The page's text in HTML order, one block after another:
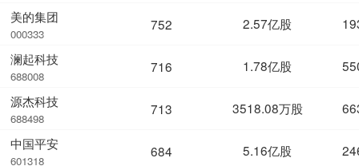
美的集团
000333
澜起科技
688008
源杰科技
688498
中国平安
601318
752 2.57亿股
716 1.78亿股
713 3518.08万股
684 5.16亿股